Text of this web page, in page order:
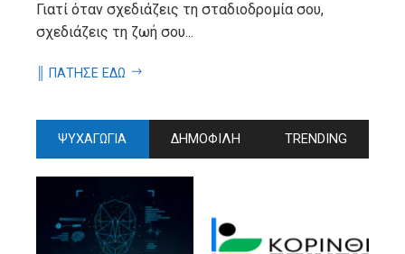
Γιατί όταν σχεδιάζεις τη σταδιοδρομία σου,
σχεδιάζεις τη ζωή σου...
║ ΠΑΤΗΣΕ ΕΔΩ
ΨΥΧΑΓΩΓΙΑ ΔΗΜΟΦΙΛΗ TRENDING